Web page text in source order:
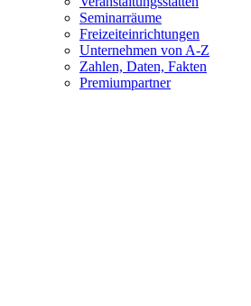
Seminarräume
Freizeiteinrichtungen
Unternehmen von A-Z
Zahlen, Daten, Fakten
Premiumpartner